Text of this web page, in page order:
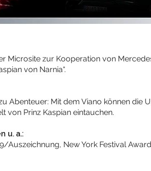
Microsite zur Kooperation von
von Narnia“.
Abenteuer: Mit dem Viano können die
von Prinz Kaspian eintauchen.
u. a.:
Auszeichnung, New York Festival